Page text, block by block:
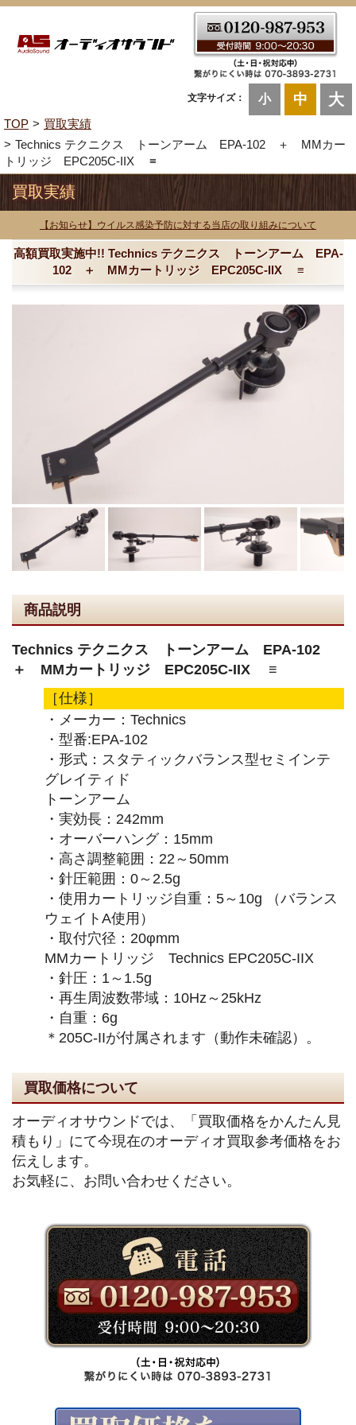
文字サイズ： 小 中 大
TOP
買取実績
Technics テクニクス トーンアーム EPA-102 ＋ MMカー
トリッジ EPC205C-IIX ≡
買取実績
【お知らせ】ウイルス感染予防に対する当店の取り組みについて
高額買取実施中!! Technics テクニクス トーンアーム EPA-
102 ＋ MMカートリッジ EPC205C-IIX ≡
商品説明
Technics テクニクス トーンアーム EPA-102
＋ MMカートリッジ EPC205C-IIX ≡
［仕様］
・メーカー：Technics
・型番:EPA-102
・形式：スタティックバランス型セミインテ
グレイティド
トーンアーム
・実効長：242mm
・オーバーハング：15mm
・高さ調整範囲：22～50mm
・針圧範囲：0～2.5g
・使用カートリッジ自重：5～10g （バランス
ウェイトA使用）
・取付穴径：20φmm
MMカートリッジ Technics EPC205C-IIX
・針圧：1～1.5g
・再生周波数帯域：10Hz～25kHz
・自重：6g
＊205C-IIが付属されます（動作未確認）。
買取価格について
オーディオサウンドでは、「買取価格をかんたん見
積もり」にて今現在のオーディオ買取参考価格をお
伝えします。
お気軽に、お問い合わせください。